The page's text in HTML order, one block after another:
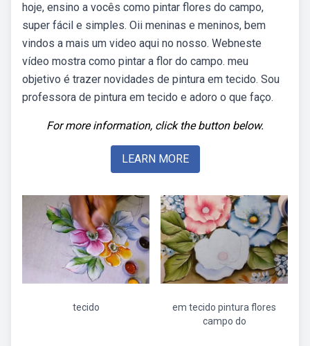
hoje, ensino a vocês como pintar flores do campo,
super fácil e simples. Oii meninas e meninos, bem
vindos a mais um video aqui no nosso. Webneste
vídeo mostra como pintar a flor do campo. meu
objetivo é trazer novidades de pintura em tecido. Sou
professora de pintura em tecido e adoro o que faço.
For more information, click the button below.
LEARN MORE
tecido
em tecido pintura flores
campo do